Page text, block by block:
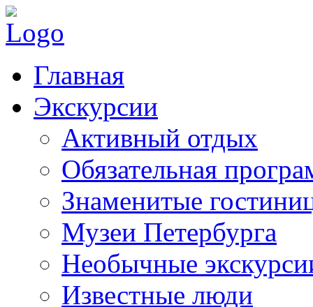
Главная
Экскурсии
Активный отдых
Обязательная
Знаменитые
Музеи Петербурга
Необычные
Известные люди